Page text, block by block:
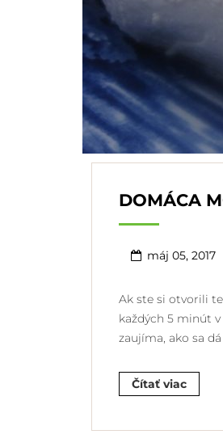
DOMÁCA
máj 05, 2017
Ak ste si otvorili
každých 5 minút
zaujíma, ako sa
Čítať viac